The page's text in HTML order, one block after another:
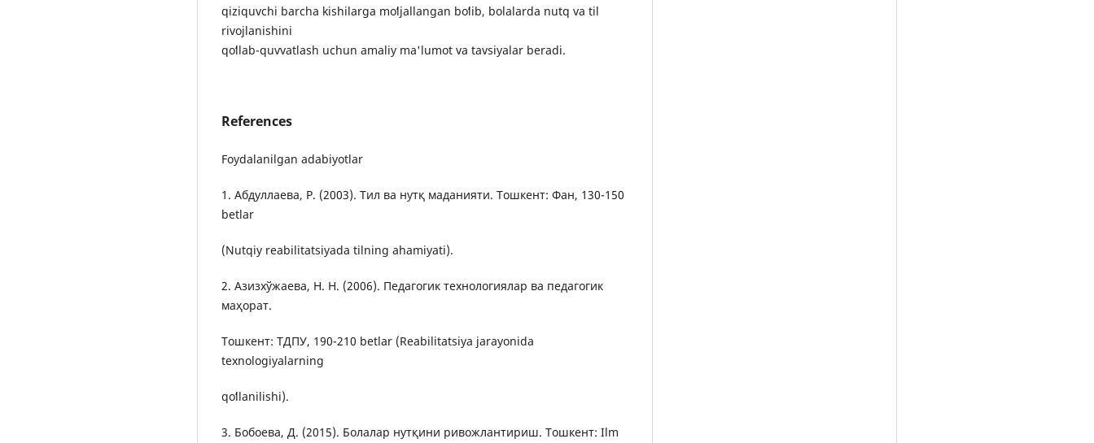
qiziquvchi barcha kishilarga moʻljallangan boʻlib, bolalarda nutq va til
rivojlanishini
qoʻllab-quvvatlash uchun amaliy ma'lumot va tavsiyalar beradi.
References
Fоуdаlаnilgаn аdаbiуоtlаr
1. Абдуллаева, Р. (2003). Тил ва нутқ маданияти. Тошкент: Фан, 130-150
betlar
(Nutqiy reabilitatsiyada tilning ahamiyati).
2. Азизхўжаева, Н. Н. (2006). Педагогик технологиялар ва педагогик
маҳорат.
Тошкент: ТДПУ, 190-210 betlar (Reabilitatsiya jarayonida
texnologiyalarning
qoʻllanilishi).
3. Бобоева, Д. (2015). Болалар нутқини ривожлантириш. Тошкент: Ilm